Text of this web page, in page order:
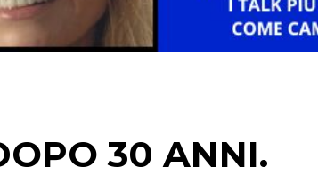
CINEMA
30 ANNI.